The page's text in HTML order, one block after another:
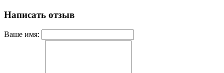
Написать отзыв
Ваше имя: